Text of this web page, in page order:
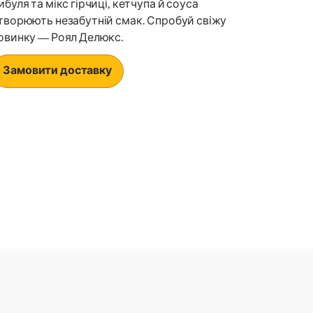
та мікс гірчиці, кетчупа й соуса
незабутній смак. Спробуй свіжу
— Роял Делюкс.
Замовити доставку